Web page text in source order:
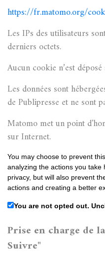
https://fr.matomo.org/
Les IPs des utilisateurs
derniers octets.
Aucun cookie n’est
Les données sont
de Publipresse et ne sont
Matomo met un point
sur Internet.
You may choose to prevent
analyzing the actions you
privacy, but will also prevent
actions and creating a better
You are not opted out.
Prise en charge de
Suivre"